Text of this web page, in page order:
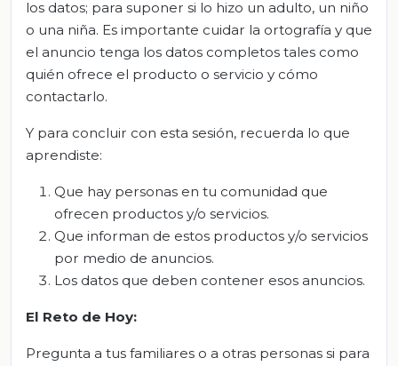
los datos; para suponer si lo hizo un adulto, un niño
o una niña. Es importante cuidar la ortografía y que
el anuncio tenga los datos completos tales como
quién ofrece el producto o servicio y cómo
contactarlo.
Y para concluir con esta sesión, recuerda lo que
aprendiste:
Que hay personas en tu comunidad que
ofrecen productos y/o servicios.
Que informan de estos productos y/o servicios
por medio de anuncios.
Los datos que deben contener esos anuncios.
El Reto de Hoy:
Pregunta a tus familiares o a otras personas si para